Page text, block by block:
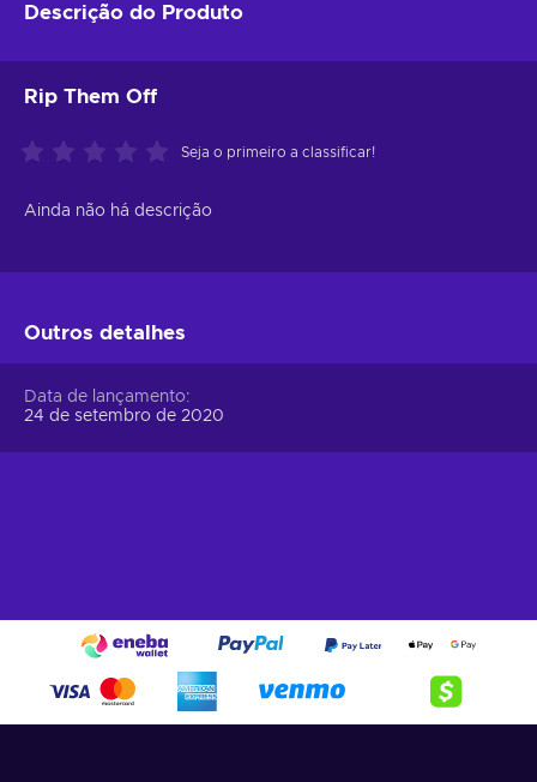
Descrição do Produto
Rip Them Off
Seja o primeiro a classificar!
Ainda não há descrição
Outros detalhes
Data de lançamento
24 de setembro de 2020